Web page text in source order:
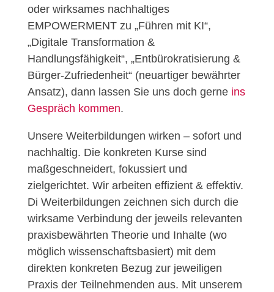
oder wirksames nachhaltiges
EMPOWERMENT zu „Führen mit KI“,
„Digitale Transformation &
Handlungsfähigkeit“, „Entbürokratisierung &
Bürger-Zufriedenheit“ (neuartiger bewährter
Ansatz), dann lassen Sie uns doch gerne ins
Gespräch kommen.
Unsere Weiterbildungen wirken – sofort und
nachhaltig. Die konkreten Kurse sind
maßgeschneidert, fokussiert und
zielgerichtet. Wir arbeiten effizient & effektiv.
Di Weiterbildungen zeichnen sich durch die
wirksame Verbindung der jeweils relevanten
praxisbewährten Theorie und Inhalte (wo
möglich wissenschaftsbasiert) mit dem
direkten konkreten Bezug zur jeweiligen
Praxis der Teilnehmenden aus. Mit unserem